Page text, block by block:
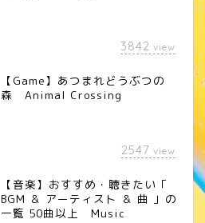
3842 view
【Game】あつまれどうぶつの
森 Animal Crossing
2547 view
【音楽】おすすめ・聴きたい「
BGM ＆ アーティスト ＆ 曲 」の
一覧 50曲以上 Music